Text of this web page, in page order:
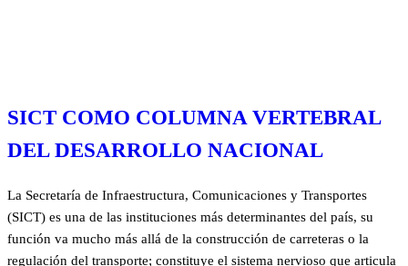
SICT COMO COLUMNA VERTEBRAL
DEL DESARROLLO NACIONAL
La Secretaría de Infraestructura, Comunicaciones y Transportes
(SICT) es una de las instituciones más determinantes del país, su
función va mucho más allá de la construcción de carreteras o la
regulación del transporte; constituye el sistema nervioso que articula